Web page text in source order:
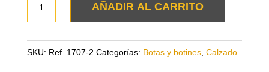
cuero
AÑADIR AL CARRITO
SKU: Ref. 1707-2 Categorías: Botas y botines, Calzado